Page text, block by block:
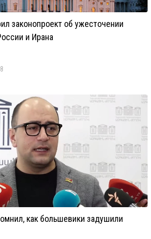
законопроект об ужесточении
и Ирана
как большевики задушили